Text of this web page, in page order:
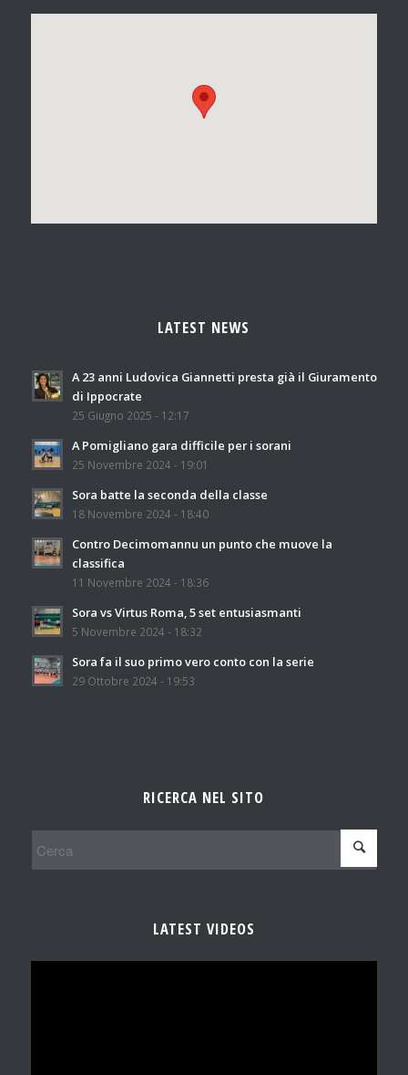
LATEST NEWS
A 23 anni Ludovica Giannetti presta già il Giuramento
di Ippocrate
25 Giugno 2025 - 12:17
A Pomigliano gara difficile per i sorani
25 Novembre 2024 - 19:01
Sora batte la seconda della classe
18 Novembre 2024 - 18:40
Contro Decimomannu un punto che muove la
classifica
11 Novembre 2024 - 18:36
Sora vs Virtus Roma, 5 set entusiasmanti
5 Novembre 2024 - 18:32
Sora fa il suo primo vero conto con la serie
29 Ottobre 2024 - 19:53
RICERCA NEL SITO
LATEST VIDEOS